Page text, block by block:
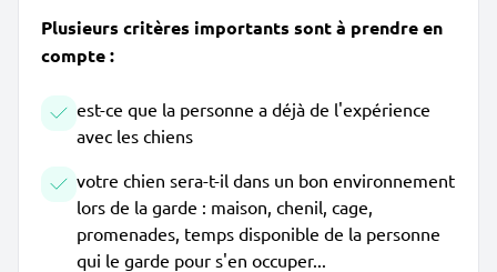
Plusieurs critères importants sont à prendre en
compte :
est-ce que la personne a déjà de l'expérience
avec les chiens
votre chien sera-t-il dans un bon environnement
lors de la garde : maison, chenil, cage,
promenades, temps disponible de la personne
qui le garde pour s'en occuper...